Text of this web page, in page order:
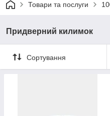
Товари та послуги
Придверний килимок
Сортування